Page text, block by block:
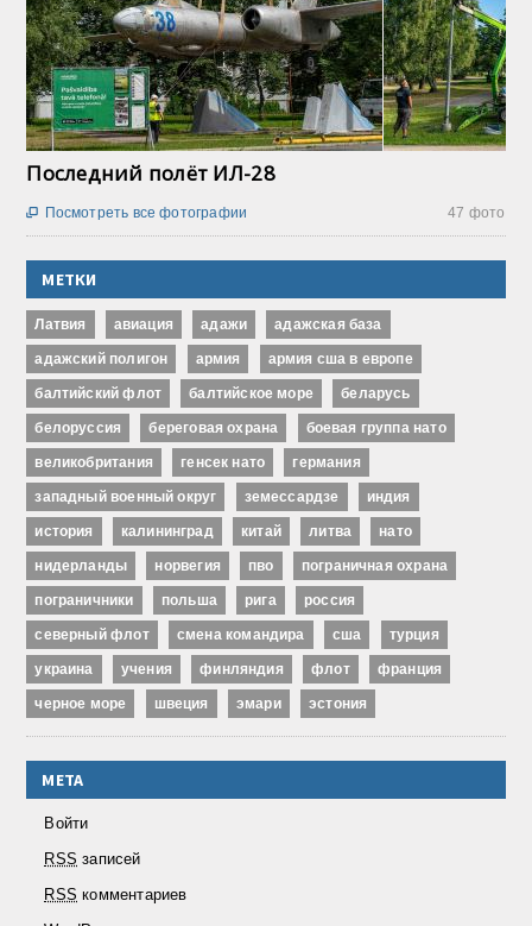
Последний полёт ИЛ-28
47 фото
 Посмотреть все фотографии
МЕТКИ
Латвия авиация адажи адажская база
адажский полигон армия армия сша в европе
балтийский флот балтийское море беларусь
белоруссия береговая охрана боевая группа нато
великобритания генсек нато германия
западный военный округ земессардзе индия
история калининград китай литва нато
нидерланды норвегия пво пограничная охрана
пограничники польша рига россия
северный флот смена командира сша турция
украина учения финляндия флот франция
черное море швеция эмари эстония
МЕТА
Войти
RSS записей
RSS комментариев